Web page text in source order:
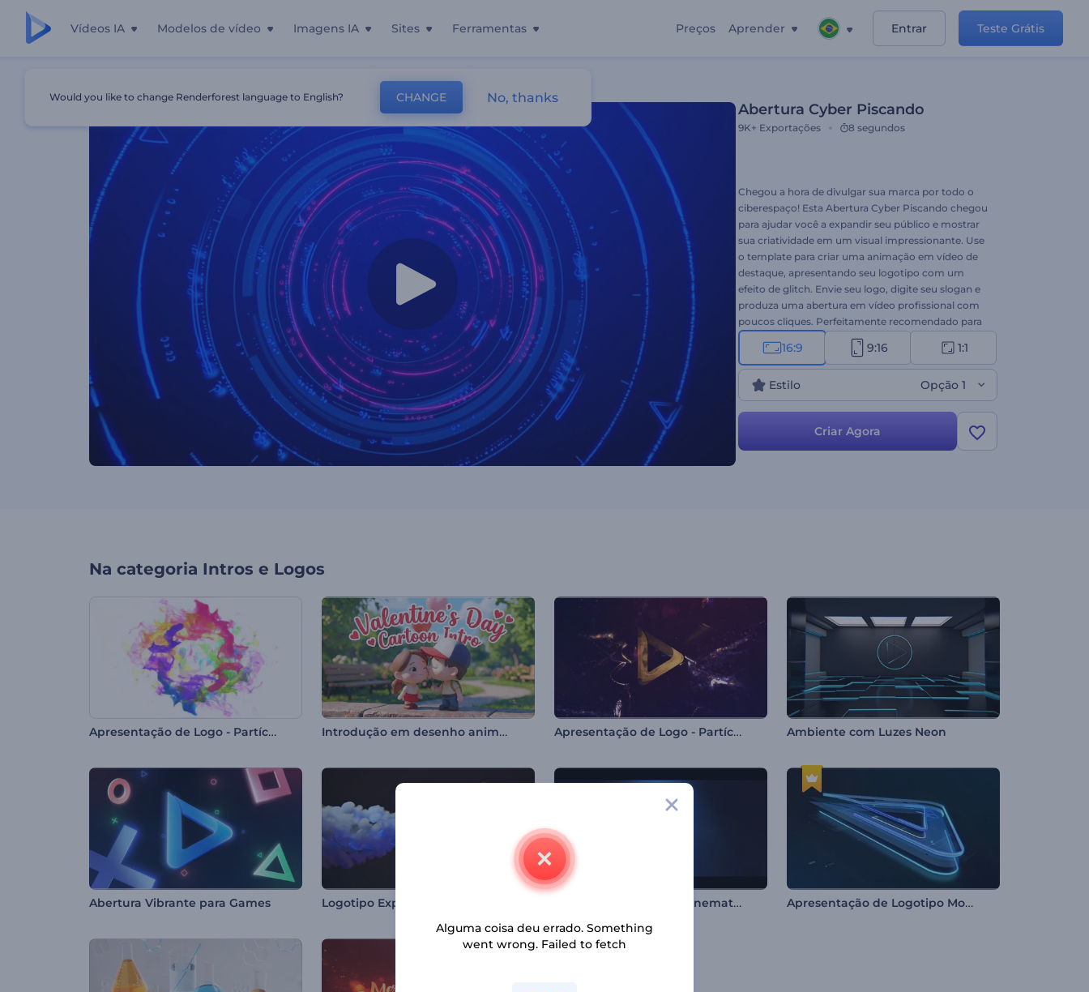
Vídeos IA Modelos de vídeo Imagens IA Sites Ferramentas Preços Aprender Entrar Teste Grátis
Abertura Cyber Piscando
9K+ Exportações 8 segundos
Chegou a hora de divulgar sua marca por todo o
ciberespaço! Esta Abertura Cyber Piscando chegou
para ajudar você a expandir seu público e mostrar
sua criatividade em um visual impressionante. Use
o template para criar uma animação em vídeo de
destaque, apresentando seu logotipo com um
efeito de glitch. Envie seu logo, digite seu slogan e
produza uma abertura em vídeo profissional com
poucos cliques. Perfeitamente recomendado para
divulgação de marca, comerciais de TV,
apresentações de empresas de tecnologia e muito
mais. Experimente agora!
16:9 9:16 1:1
Estilo Opção 1
Criar Agora
Na categoria Intros e Logos
Apresentação de Logo - Partículas Coloridas Introdução em desenho animado do Dia dos Namorados Apresentação de Logo - Partículas de Fogo Ambiente com Luzes Neon
Abertura Vibrante para Games Introdução Brilhante Cinematográfica Apresentação de Logotipo Moção Digital
Would you like to change Renderforest language to English? CHANGE No, thanks
Alguma coisa deu errado. Something
went wrong. Failed to fetch